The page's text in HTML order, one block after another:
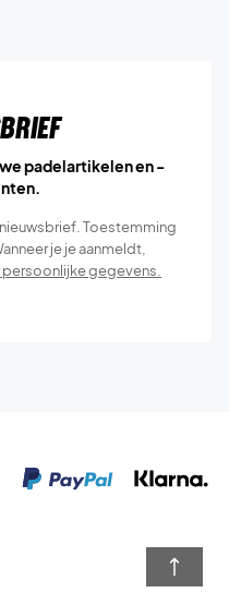
padelartikelen en -
Toestemming
je je aanmeldt,
gegevens.